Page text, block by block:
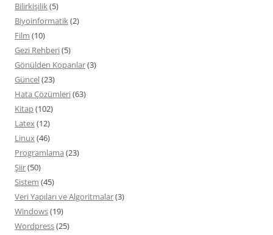
Bilirkişilik(5)
Biyoinformatik(2)
Film (10)
Gezi Rehberi(5)
Gönülden Kopanlar(3)
Güncel(23)
Hata Çözümleri(63)
Kitap(102)
Latex(12)
Linux(46)
Programlama (23)
Şiir(50)
Sistem (45)
Veri Yapıları ve Algoritmalar(3)
Windows(19)
Wordpress(25)